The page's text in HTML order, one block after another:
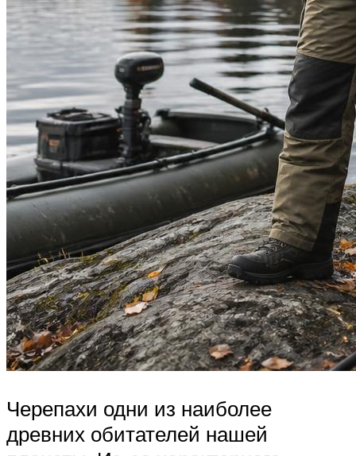
Черепахи одни из наиболее
древних обитателей нашей